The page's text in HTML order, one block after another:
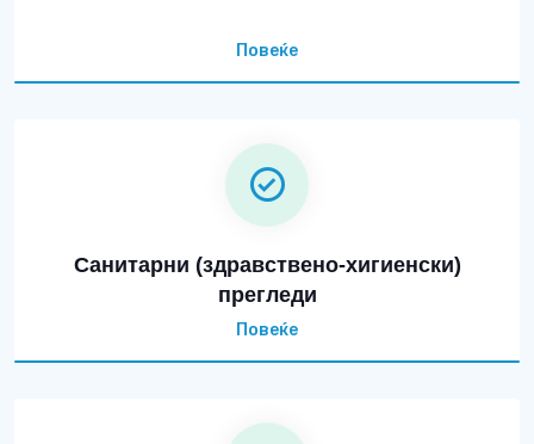
Повеќе
Санитарни (здравствено-хигиенски)
прегледи
Повеќе